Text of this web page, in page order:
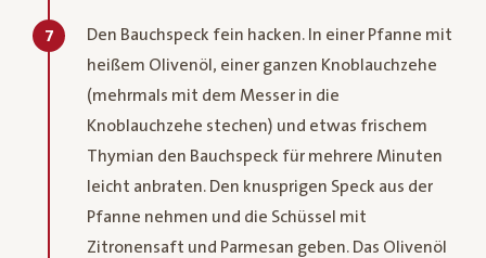
7
Den Bauchspeck fein hacken. In einer Pfanne mit
heißem Olivenöl, einer ganzen Knoblauchzehe
(mehrmals mit dem Messer in die
Knoblauchzehe stechen) und etwas frischem
Thymian den Bauchspeck für mehrere Minuten
leicht anbraten. Den knusprigen Speck aus der
Pfanne nehmen und die Schüssel mit
Zitronensaft und Parmesan geben. Das Olivenöl